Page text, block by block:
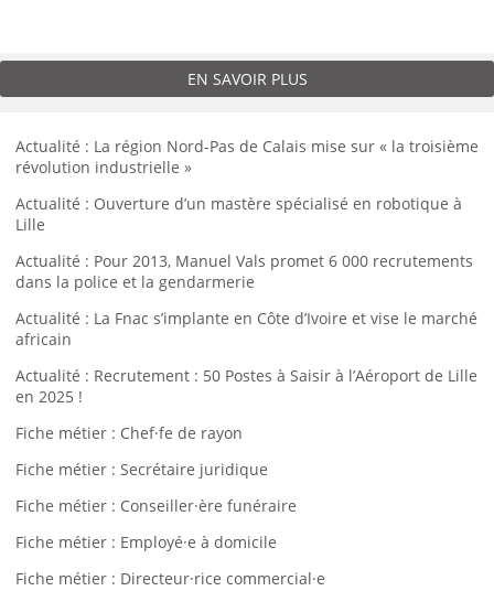
EN SAVOIR PLUS
Actualité : La région Nord-Pas de Calais mise sur « la troisième
révolution industrielle »
Actualité : Ouverture d’un mastère spécialisé en robotique à
Lille
Actualité : Pour 2013, Manuel Vals promet 6 000 recrutements
dans la police et la gendarmerie
Actualité : La Fnac s’implante en Côte d’Ivoire et vise le marché
africain
Actualité : Recrutement : 50 Postes à Saisir à l’Aéroport de Lille
en 2025 !
Fiche métier : Chef·fe de rayon
Fiche métier : Secrétaire juridique
Fiche métier : Conseiller·ère funéraire
Fiche métier : Employé·e à domicile
Fiche métier : Directeur·rice commercial·e